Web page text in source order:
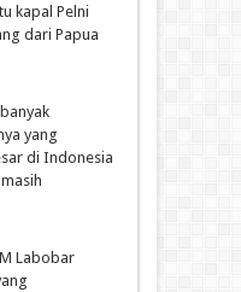
kapal Pelni
dari Papua
yang
di Indonesia
Labobar